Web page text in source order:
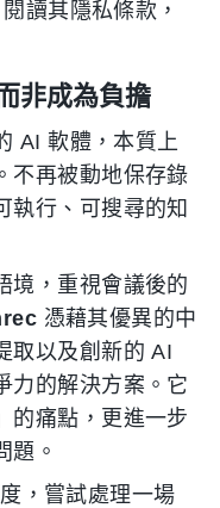
讀其隱私條款，
非成為負擔
AI 軟體，本質上
不再被動地保存錄
執行、可搜尋的知
境，重視會議後的
憑藉其優異的中
取以及創新的 AI
力的解決方案。它
的痛點，更進一步
題。
，嘗試處理一場